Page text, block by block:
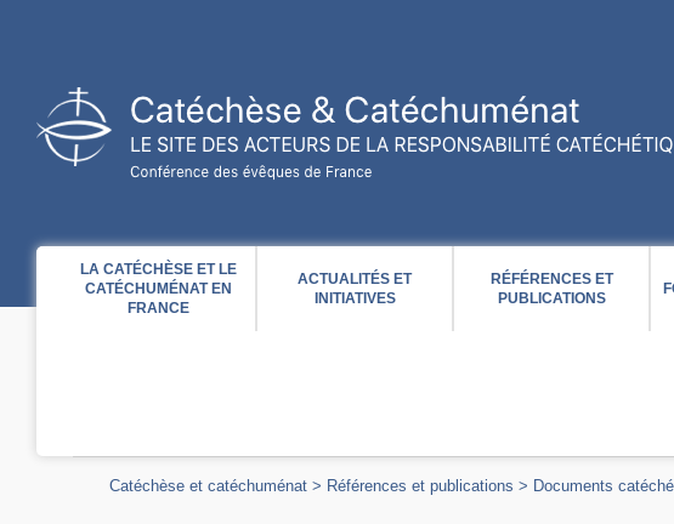
LA CATÉCHÈSE ET LE
CATÉCHUMÉNAT EN
FRANCE
ACTUALITÉS ET
INITIATIVES
RÉFÉRENCES ET
PUBLICATIONS
Catéchèse et catéchuménat > Références et publications > Documents